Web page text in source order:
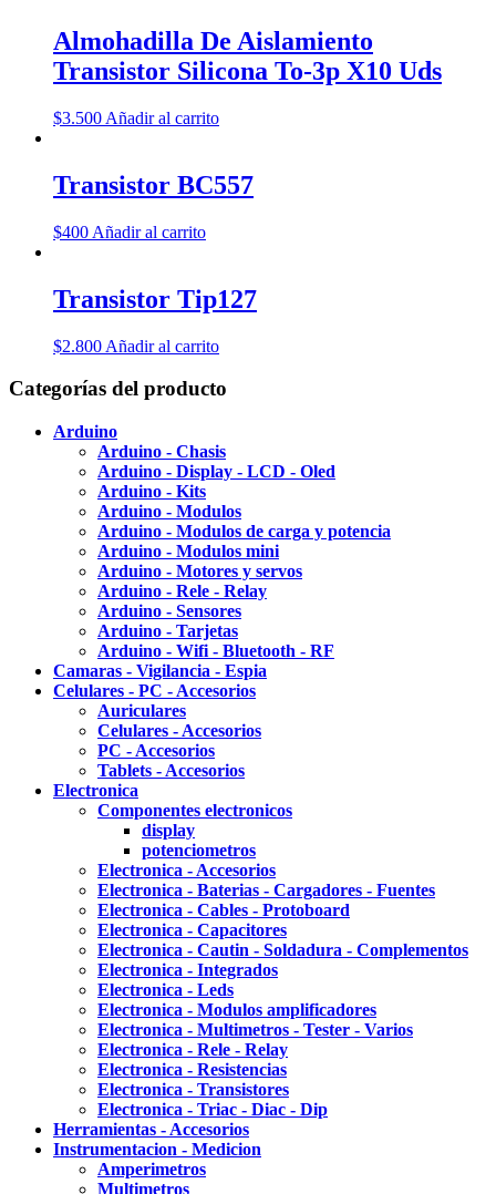
Almohadilla De Aislamiento
Transistor Silicona To-3p X10 Uds
$3.500 Añadir al carrito
Transistor BC557
$400 Añadir al carrito
Transistor Tip127
$2.800 Añadir al carrito
Categorías del producto
Arduino
Arduino - Chasis
Arduino - Display - LCD - Oled
Arduino - Kits
Arduino - Modulos
Arduino - Modulos de carga y potencia
Arduino - Modulos mini
Arduino - Motores y servos
Arduino - Rele - Relay
Arduino - Sensores
Arduino - Tarjetas
Arduino - Wifi - Bluetooth - RF
Camaras - Vigilancia - Espia
Celulares - PC - Accesorios
Auriculares
Celulares - Accesorios
PC - Accesorios
Tablets - Accesorios
Electronica
Componentes electronicos
display
potenciometros
Electronica - Accesorios
Electronica - Baterias - Cargadores - Fuentes
Electronica - Cables - Protoboard
Electronica - Capacitores
Electronica - Cautin - Soldadura - Complementos
Electronica - Integrados
Electronica - Leds
Electronica - Modulos amplificadores
Electronica - Multimetros - Tester - Varios
Electronica - Rele - Relay
Electronica - Resistencias
Electronica - Transistores
Electronica - Triac - Diac - Dip
Herramientas - Accesorios
Instrumentacion - Medicion
Amperimetros
Multimetros